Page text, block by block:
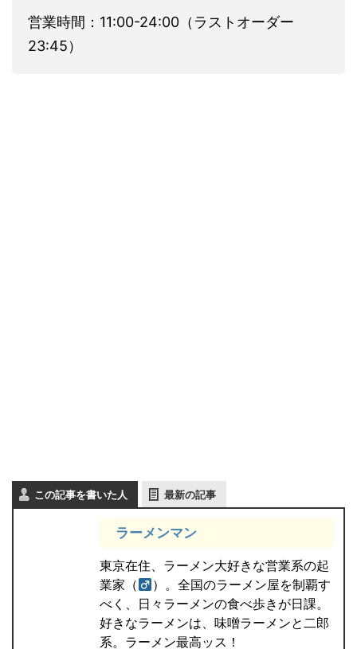
営業時間：11:00-24:00（ラストオーダー
23:45）
この記事を書いた人 最新の記事
ラーメンマン
東京在住、ラーメン大好きな営業系の起
業家（
）。全国のラーメン屋を制覇す
べく、日々ラーメンの食べ歩きが日課。
好きなラーメンは、味噌ラーメンと二郎
系。ラーメン最高ッス！